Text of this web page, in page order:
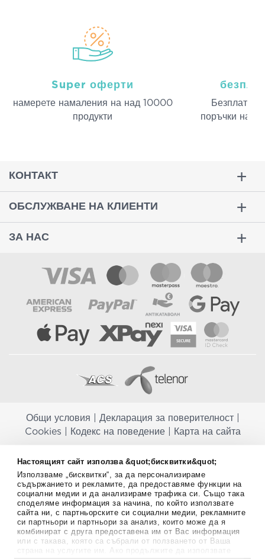
Настоящият сайт използва &quot;бисквитки&quot;
Използваме „бисквитки“, за да персонализираме
съдържанието и рекламите, да предоставяме функции на
социални медии и да анализираме трафика си. Също така
споделяме информация за начина, по който използвате
сайта ни, с партньорските си социални медии, рекламните
си партньори и партньори за анализ, които може да я
комбинират с друга предоставена им от Вас информация
или с такава, която са събрали от ползването от Ваша
страна на услугите им. Ако продължите да използвате
Super оферти
намерeте намаления на над 10000
продукти
Безплатна
поръчки над
КОНТАКТ
ОБСЛУЖВАНЕ НА КЛИЕНТИ
ЗА НАС
Общи условия Декларация за поверителност|
Cookies
Кодекс на поведение| Карта на сайта
заместват балансираната диета и не са предназначени за
профилактика, лечение или лечение на човешки заболявания.
Консултирайте се с Вашия лекар, ако сте бременна, кърмите,
приемате лекарства или имате някакви здравословни проблеми,
преди да използвате някаква хранителна добавка. Непрекъснато се
стремим да ви предоставяме точна и валидна информация. Ако
имате някакви въпроси или коментари относно тях, моля свържете
се с нас.